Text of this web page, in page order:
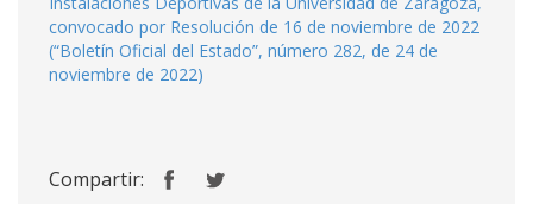
convocado por Resolución de 16 de noviembre de 2022
(“Boletín Oficial del Estado”, número 282, de 24 de
noviembre de 2022)
Compartir: